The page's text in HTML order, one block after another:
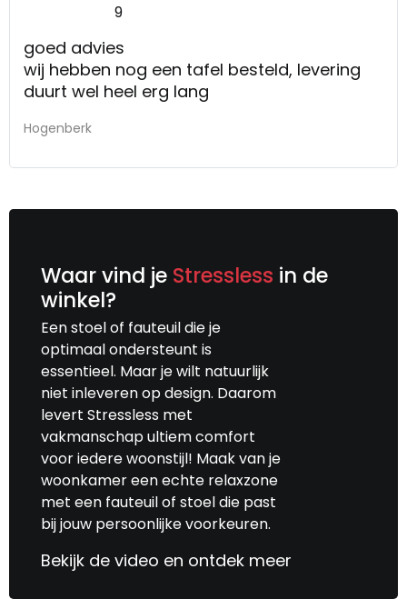
9
goed advies
wij hebben nog een tafel besteld, levering
duurt wel heel erg lang
Hogenberk
Waar vind je Stressless in de
winkel?
Een stoel of fauteuil die je
optimaal ondersteunt is
essentieel. Maar je wilt natuurlijk
niet inleveren op design. Daarom
levert Stressless met
vakmanschap ultiem comfort
voor iedere woonstijl! Maak van je
woonkamer een echte relaxzone
met een fauteuil of stoel die past
bij jouw persoonlijke voorkeuren.
Bekijk de video en ontdek meer